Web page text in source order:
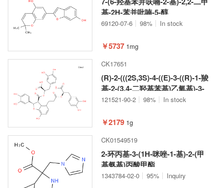
基-2H-苯并吡喃-5-醇
69120-07-6 98% In stock
￥5737 1mg
CK17651
(R)-2-(((2S,3S)-4-((E)-3-((R)-1-羧
基-2-(3,4-二羟基苯基)乙氧基)-3-
氧代丙-1-烯-1-基)-2-(3,4-二羟基苯
基)氧基)-3-(3,4-二羟基苯基)丙酸
121521-90-2 98% In stock
￥2179 1g
CK01549519
2-环丙基-3-(1H-咪唑-1-基)-2-(甲
基氨基)丙酸甲酯
1343784-02-0 95% Inquiry